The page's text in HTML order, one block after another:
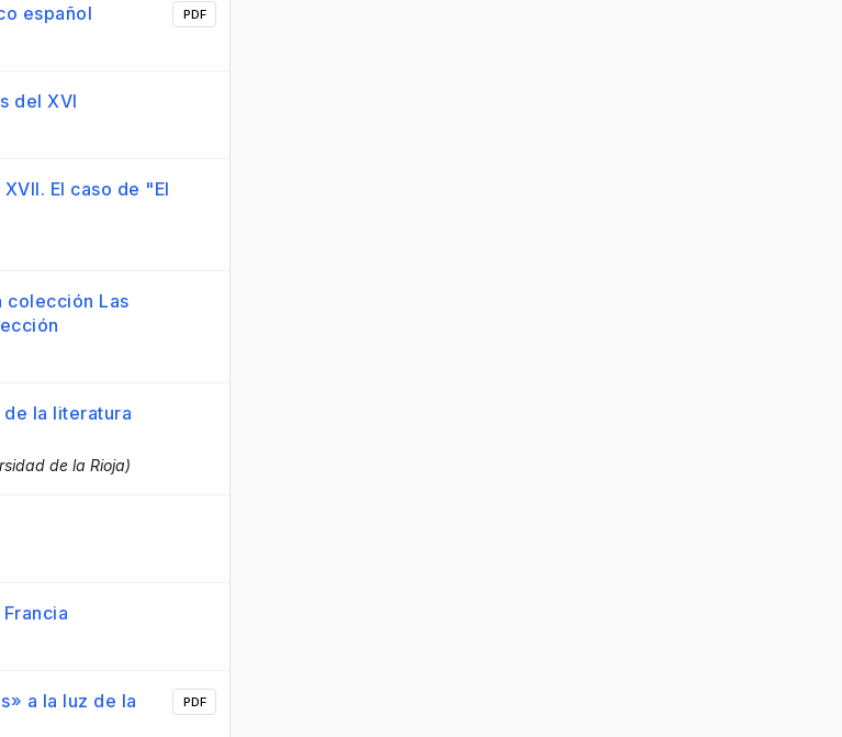
español PDF
del XVI
El caso de "El
colección Las
la literatura
de la Rioja)
a la luz de la
PDF